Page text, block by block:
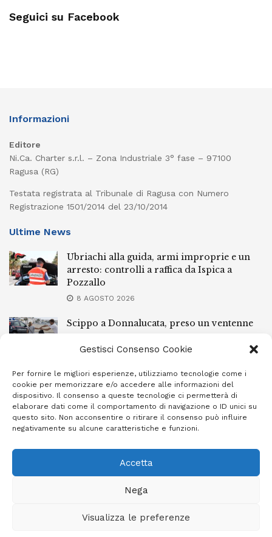
Gestisci Consenso Cookie
Per fornire le migliori esperienze, utilizziamo tecnologie come i
cookie per memorizzare e/o accedere alle informazioni del
dispositivo. Il consenso a queste tecnologie ci permetterà di
elaborare dati come il comportamento di navigazione o ID unici su
questo sito. Non acconsentire o ritirare il consenso può influire
negativamente su alcune caratteristiche e funzioni.
Accetta
Nega
Visualizza le preferenze
Seguici su Facebook
Informazioni
Editore
Ni.Ca. Charter s.r.l. – Zona Industriale 3° fase – 97100
Ragusa (RG)
Testata registrata al Tribunale di Ragusa con Numero
Registrazione 1501/2014 del 23/10/2014
Ultime News
Ubriachi alla guida, armi improprie e un
arresto: controlli a raffica da Ispica a
Pozzallo
8 AGOSTO 2026
Scippo a Donnalucata, preso un ventenne
8 AGOSTO 2026
Ragusa, arrestato perché non rispettava le
prescrizioni di stare lontano dalla casa
familiare
7 AGOSTO 2026
Giornale Ibleo © 2023 - Powered byStudio Greco - Consulenza